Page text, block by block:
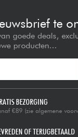
te
goede deals,
producten...
BEZORGING
€89 (zie algemene
OF TERUGBETAALD